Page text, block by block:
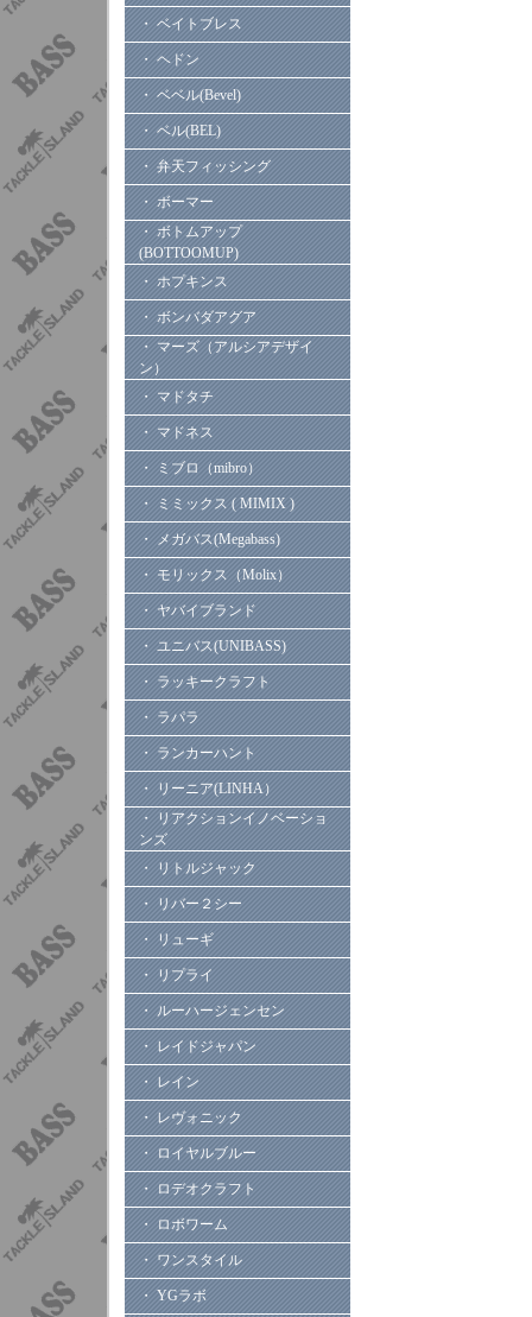
・ ベイトブレス
・ ヘドン
・ ベベル(Bevel)
・ ベル(BEL)
・ 弁天フィッシング
・ ボーマー
・ ボトムアップ
(BOTTOOMUP)
・ ホプキンス
・ ボンバダアグア
・ マーズ（アルシアデザイ
ン）
・ マドタチ
・ マドネス
・ ミブロ（mibro）
・ ミミックス ( MIMIX )
・ メガバス(Megabass)
・ モリックス（Molix）
・ ヤバイブランド
・ ユニバス(UNIBASS)
・ ラッキークラフト
・ ラパラ
・ ランカーハント
・ リーニア(LINHA）
・ リアクションイノベーショ
ンズ
・ リトルジャック
・ リバー２シー
・ リューギ
・ リプライ
・ ルーハージェンセン
・ レイドジャパン
・ レイン
・ レヴォニック
・ ロイヤルブルー
・ ロデオクラフト
・ ロボワーム
・ ワンスタイル
・ YGラボ